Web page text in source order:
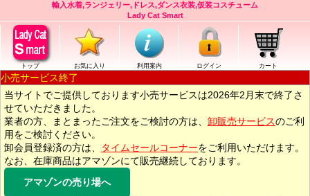
輸入水着,ランジェリー,ドレス,ダンス衣装,仮装コスチューム
Lady Cat Smart
トップ お気に入り 利用案内 ログイン カート
小売サービス終了
当サイトでご提供しております小売サービスは2026年2月末で終了さ
せていただきました。
業者の方、まとまったご注文をご検討の方は、 卸販売サービスのご利
用をご検討ください。
卸会員登録済の方は、
タイムセールコーナーをご利用いただけます。
なお、在庫商品はアマゾンにて販売継続しております。
アマゾンの売り場へ